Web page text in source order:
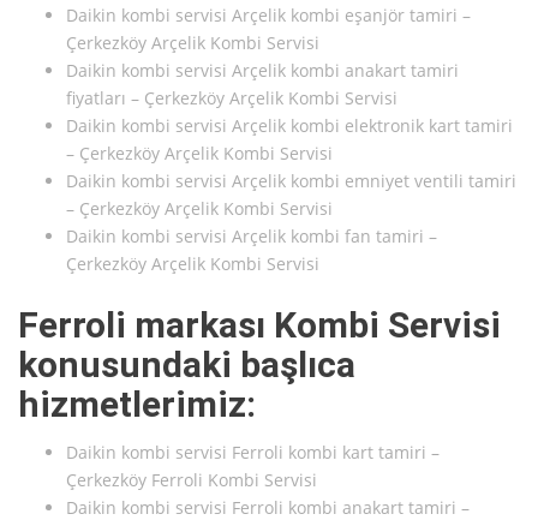
Daikin kombi servisi Arçelik kombi eşanjör tamiri –
Çerkezköy Arçelik Kombi Servisi
Daikin kombi servisi Arçelik kombi anakart tamiri
fiyatları – Çerkezköy Arçelik Kombi Servisi
Daikin kombi servisi Arçelik kombi elektronik kart tamiri
– Çerkezköy Arçelik Kombi Servisi
Daikin kombi servisi Arçelik kombi emniyet ventili tamiri
– Çerkezköy Arçelik Kombi Servisi
Daikin kombi servisi Arçelik kombi fan tamiri –
Çerkezköy Arçelik Kombi Servisi
Ferroli markası Kombi Servisi
konusundaki başlıca
hizmetlerimiz:
Daikin kombi servisi Ferroli kombi kart tamiri –
Çerkezköy Ferroli Kombi Servisi
Daikin kombi servisi Ferroli kombi anakart tamiri –